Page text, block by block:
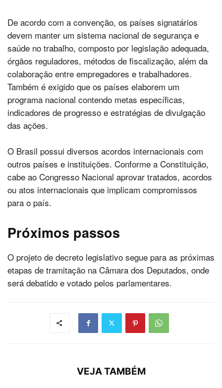
De acordo com a convenção, os países signatários
devem manter um sistema nacional de segurança e
saúde no trabalho, composto por legislação adequada,
órgãos reguladores, métodos de fiscalização, além da
colaboração entre empregadores e trabalhadores.
Também é exigido que os países elaborem um
programa nacional contendo metas específicas,
indicadores de progresso e estratégias de divulgação
das ações.
O Brasil possui diversos acordos internacionais com
outros países e instituições. Conforme a Constituição,
cabe ao Congresso Nacional aprovar tratados, acordos
ou atos internacionais que implicam compromissos
para o país.
Próximos passos
O projeto de decreto legislativo segue para as próximas
etapas de tramitação na Câmara dos Deputados, onde
será debatido e votado pelos parlamentares.
VEJA TAMBÉM